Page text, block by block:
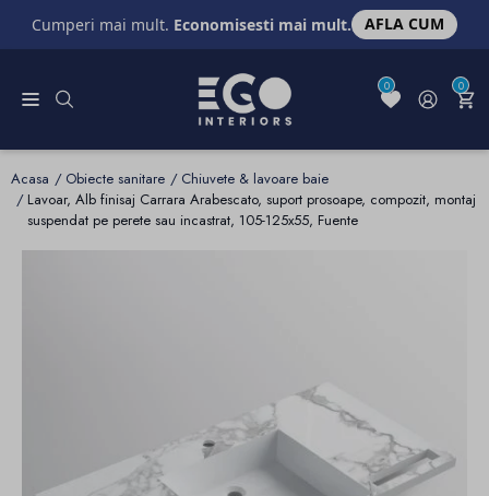
Cumperi mai mult. Economisesti mai mult. AFLA CUM
0 0
Acasa Obiecte sanitare
Chiuvete & lavoare baie
Lavoar, Alb finisaj Carrara Arabescato, suport prosoape, compozit, montaj
suspendat pe perete sau incastrat, 105-125x55, Fuente